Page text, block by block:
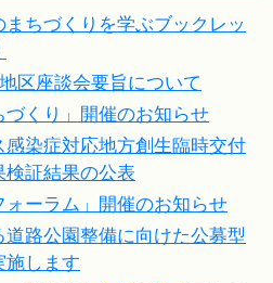
ちづくりを学ぶブックレッ
区座談会要旨について
づくり」開催のお知らせ
感染症対応地方創生臨時交付
証結果の公表
ォーラム」開催のお知らせ
路公園整備に向けた公募型
施します